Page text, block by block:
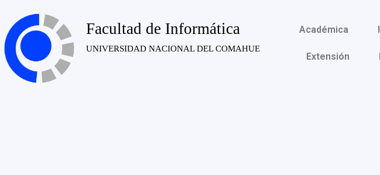
Facultad de Informática
UNIVERSIDAD NACIONAL DEL COMAHUE
Académica
Extensión